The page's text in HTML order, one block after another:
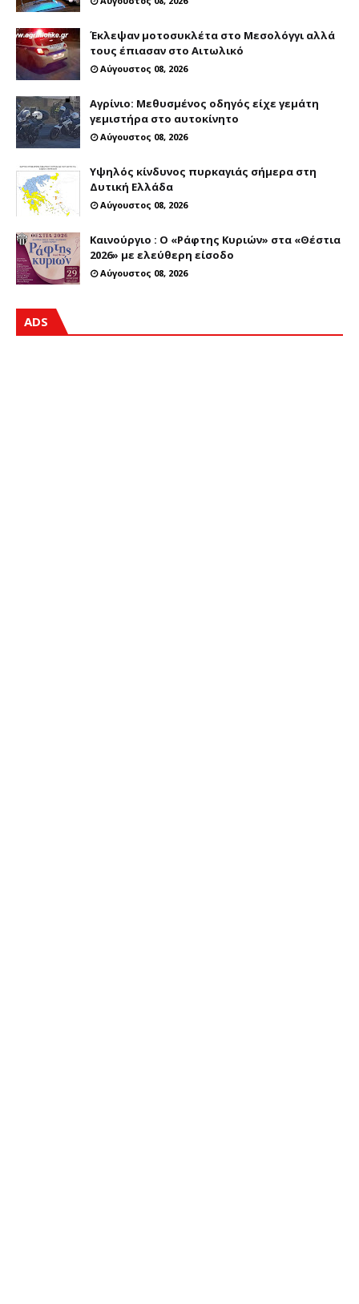
Έκλεψαν μοτοσυκλέτα στο Μεσολόγγι αλλά
τους έπιασαν στο Αιτωλικό
Αύγουστος 08, 2026
Αγρίνιο: Μεθυσμένος οδηγός είχε γεμάτη
γεμιστήρα στο αυτοκίνητο
Αύγουστος 08, 2026
Υψηλός κίνδυνος πυρκαγιάς σήμερα στη
Δυτική Ελλάδα
Αύγουστος 08, 2026
Καινούργιο : Ο «Ράφτης Κυριών» στα «Θέστια
2026» με ελεύθερη είσοδο
Αύγουστος 08, 2026
ADS